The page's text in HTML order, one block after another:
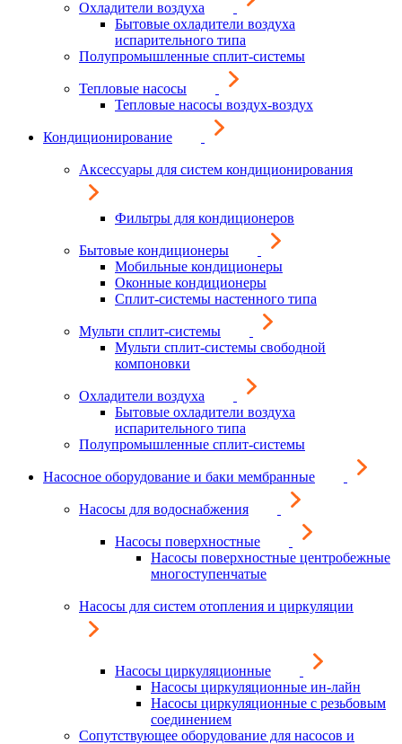
Охладители воздуха
Бытовые охладители воздуха
испарительного типа
Полупромышленные сплит-системы
Тепловые насосы
Тепловые насосы воздух-воздух
Кондиционирование
Аксессуары для систем кондиционирования
Фильтры для кондиционеров
Бытовые кондиционеры
Мобильные кондиционеры
Оконные кондиционеры
Сплит-системы настенного типа
Мульти сплит-системы
Мульти сплит-системы свободной
компоновки
Охладители воздуха
Бытовые охладители воздуха
испарительного типа
Полупромышленные сплит-системы
Насосное оборудование и баки мембранные
Насосы для водоснабжения
Насосы поверхностные
Насосы поверхностные центробежные
многоступенчатые
Насосы для систем отопления и циркуляции
Насосы циркуляционные
Насосы циркуляционные ин-лайн
Насосы циркуляционные с резьбовым
соединением
Сопутствующее оборудование для насосов и